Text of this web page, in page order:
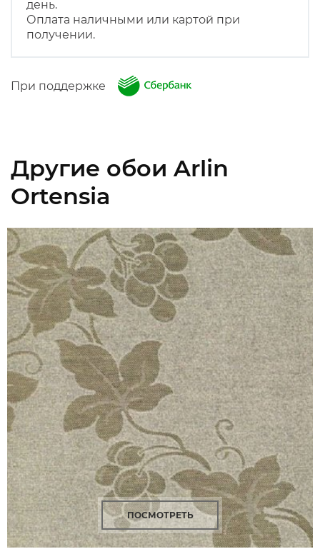
день.
Оплата наличными или картой при
получении.
При поддержке
Другие обои Arlin
Ortensia
ПОСМОТРЕТЬ